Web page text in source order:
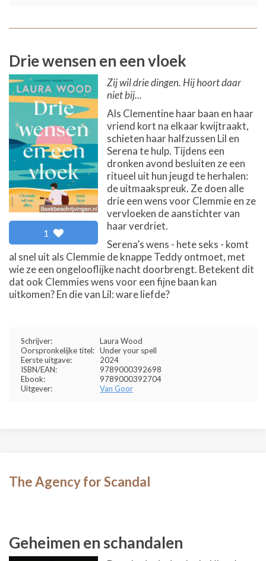
Drie wensen en een vloek
1
Zij wil drie dingen. Hij hoort daar
niet bij...
Als Clementine haar baan en haar
vriend kort na elkaar kwijtraakt,
schieten haar halfzussen Lil en
Serena te hulp. Tijdens een
dronken avond besluiten ze een
ritueel uit hun jeugd te herhalen:
de uitmaakspreuk. Ze doen alle
drie een wens voor Clemmie en ze
vervloeken de aanstichter van
haar verdriet.
Serena’s wens - hete seks - komt
al snel uit als Clemmie de knappe Teddy ontmoet, met
wie ze een ongelooflijke nacht doorbrengt. Betekent dit
dat ook Clemmies wens voor een fijne baan kan
uitkomen? En die van Lil: ware liefde?
Schrijver:
Laura Wood
Oorspronkelijke titel: Under your spell
Eerste uitgave:
2024
ISBN/EAN:
9789000392698
Ebook:
9789000392704
Uitgever:
Van Goor
The Agency for Scandal
Geheimen en schandalen